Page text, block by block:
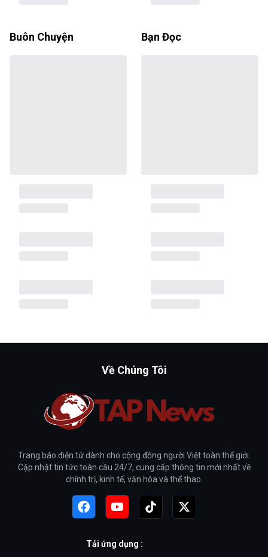
Buôn Chuyện Bạn Đọc
Về Chúng Tôi
Trang báo điện tử dành cho cộng đồng người Việt toàn thế giới.
Cập nhật tin tức toàn cầu 24/7, cung cấp thông tin mới nhất về
chính trị, kinh tế, văn hóa và thể thao.
Tải ứng dụng :